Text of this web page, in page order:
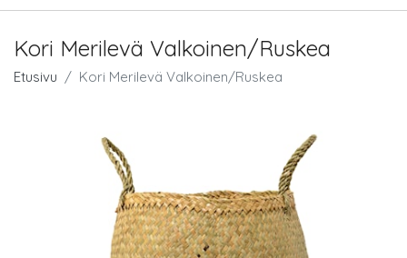
Kori Merilevä Valkoinen/Ruskea
Etusivu Kori Merilevä Valkoinen/Ruskea